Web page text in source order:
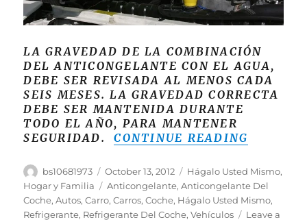
LA GRAVEDAD DE LA COMBINACIÓN
DEL ANTICONGELANTE CON EL AGUA,
DEBE SER REVISADA AL MENOS CADA
SEIS MESES. LA GRAVEDAD CORRECTA
DEBE SER MANTENIDA DURANTE
TODO EL AÑO, PARA MANTENER
SEGURIDAD.CONTINUE READING
Author
bs10681973
Posted
on
October 13, 2012 Categories
Hágalo Usted Mismo,
Hogar y Familia
Tags
Anticongelante,Anticongelante Del
Coche,Autos,Carro,Carros,Coche, Hágalo Usted Mismo,
Refrigerante, Refrigerante Del Coche,Vehículos
Leave a